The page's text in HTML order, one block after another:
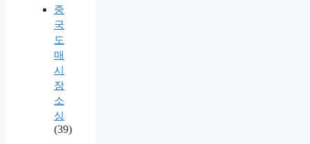
중
국
도
매
시
장
소
싱
(39)